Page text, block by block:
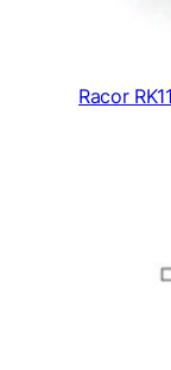
Racor